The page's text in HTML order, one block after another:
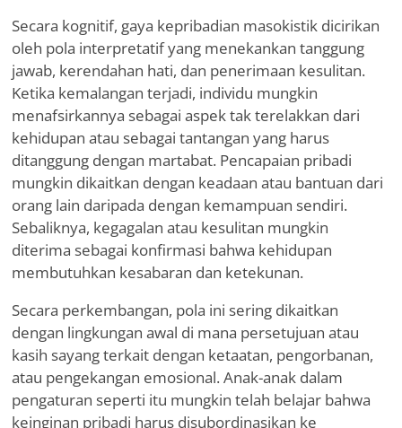
Secara kognitif, gaya kepribadian masokistik dicirikan
oleh pola interpretatif yang menekankan tanggung
jawab, kerendahan hati, dan penerimaan kesulitan.
Ketika kemalangan terjadi, individu mungkin
menafsirkannya sebagai aspek tak terelakkan dari
kehidupan atau sebagai tantangan yang harus
ditanggung dengan martabat. Pencapaian pribadi
mungkin dikaitkan dengan keadaan atau bantuan dari
orang lain daripada dengan kemampuan sendiri.
Sebaliknya, kegagalan atau kesulitan mungkin
diterima sebagai konfirmasi bahwa kehidupan
membutuhkan kesabaran dan ketekunan.
Secara perkembangan, pola ini sering dikaitkan
dengan lingkungan awal di mana persetujuan atau
kasih sayang terkait dengan ketaatan, pengorbanan,
atau pengekangan emosional. Anak-anak dalam
pengaturan seperti itu mungkin telah belajar bahwa
keinginan pribadi harus disubordinasikan ke